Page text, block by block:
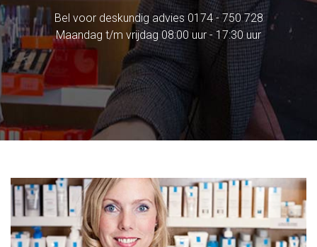
Bel voor deskundig advies 0174 - 750 728
Maandag t/m vrijdag 08:00 uur - 17:30 uur